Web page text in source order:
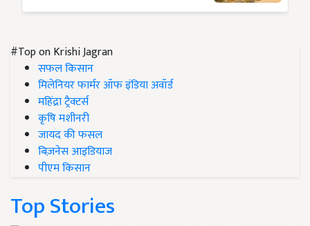
#Top on Krishi Jagran
सफल किसान
मिलेनियर फार्मर ऑफ इंडिया अवॉर्ड
महिंद्रा ट्रैक्टर्स
कृषि मशीनरी
जायद की फसल
बिज़नेस आइडियाज
पीएम किसान
Top Stories